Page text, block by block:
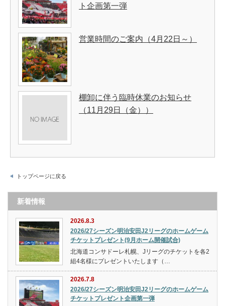
ト企画第一弾
営業時間のご案内（4月22日～）
棚卸に伴う臨時休業のお知らせ
（11月29日（金））
トップページに戻る
新着情報
2026.8.3
2026/27シーズン明治安田J2リーグのホームゲーム
チケットプレゼント(9月ホーム開催試合)
北海道コンサドーレ札幌、Jリーグのチケットを各2
組4名様にプレゼントいたします（…
2026.7.8
2026/27シーズン明治安田J2リーグのホームゲーム
チケットプレゼント企画第一弾